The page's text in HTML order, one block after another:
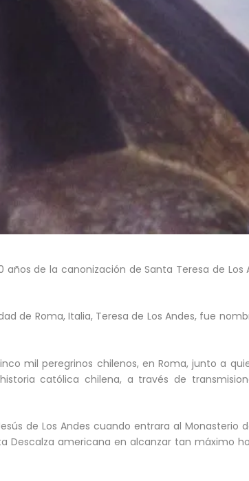
de la canonización de Santa Teresa de Los
de Roma, Italia, Teresa de Los Andes, fue
mil peregrinos chilenos, en Roma, junto a
católica chilena, a través de
de Los Andes cuando entrara al Monasterio
Descalza americana en alcanzar tan máximo